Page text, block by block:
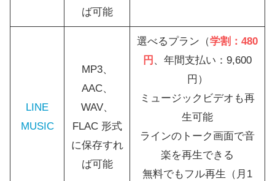
ば可能
LINE
MUSIC
MP3、
AAC、
WAV、
FLAC 形式
に保存すれ
ば可能
選べるプラン（学割：480
円 、年間支払い：9,600
円）
ミュージックビデオも再
生可能
ラインのトーク画面で音
楽を再生できる
無料でもフル再生（月1